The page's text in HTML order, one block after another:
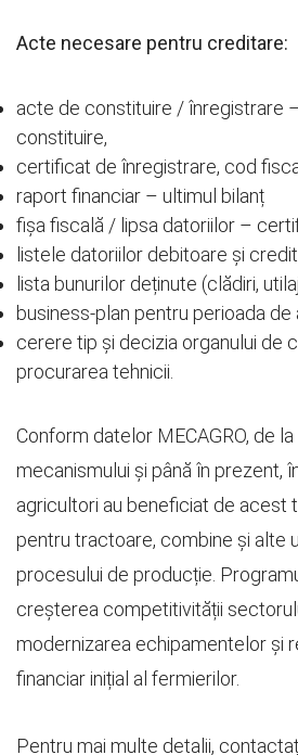
Acte necesare pentru creditare:
acte de constituire / înregistrare
constituire,
certificat de înregistrare, cod
raport financiar – ultimul bilanț
fișa fiscală / lipsa datoriilor –
listele datoriilor debitoare și
lista bunurilor deținute (clădiri,
business-plan pentru perioada de
cerere tip și decizia organului de
procurarea tehnicii.
Conform datelor MECAGRO, de
mecanismului și până în prezent,
agricultori au beneficiat de acest
pentru tractoare, combine și alte
procesului de producție.
creșterea competitivității
modernizarea echipamentelor și
financiar inițial al fermierilor.
Pentru mai multe detalii,